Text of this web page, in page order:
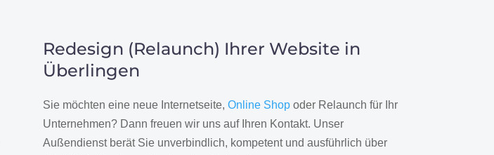
Redesign (Relaunch) Ihrer Website in
Überlingen
Sie möchten eine neue Internetseite, Online Shopoder Relaunch für Ihr
Unternehmen? Dann freuen wir uns auf Ihren Kontakt. Unser
Außendienst berät Sie unverbindlich, kompetent und ausführlich über